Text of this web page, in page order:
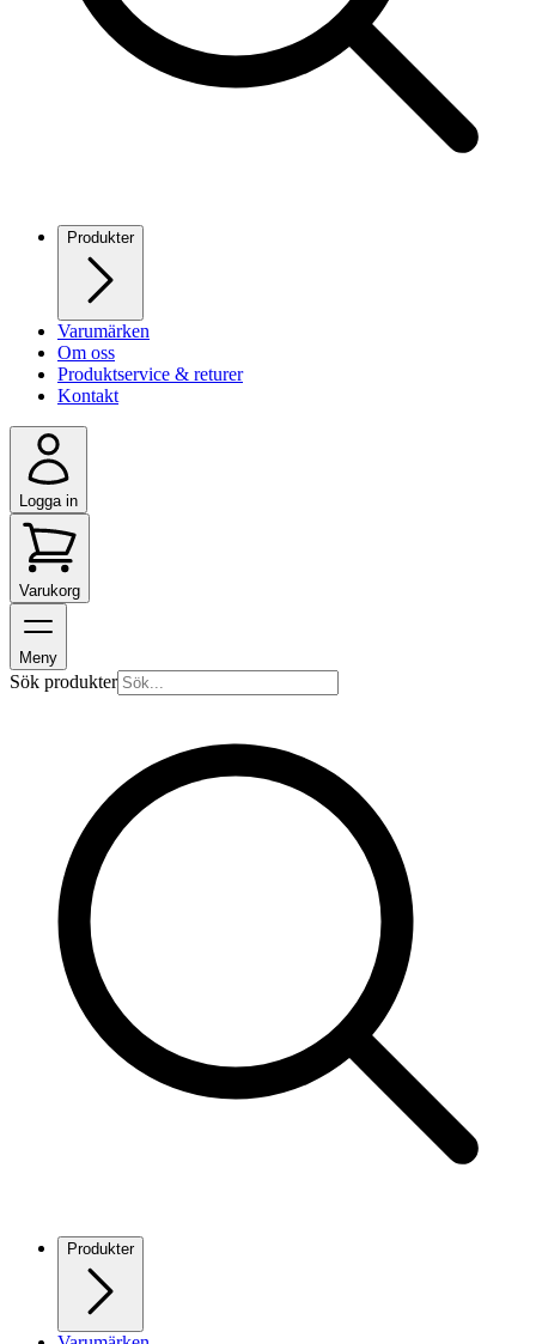
Produkter
Varumärken
Om oss
Produktservice & returer
Kontakt
Logga in
Varukorg
Meny
Sök produkter
Produkter